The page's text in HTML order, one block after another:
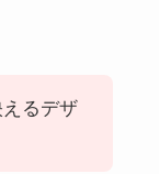
るデザ